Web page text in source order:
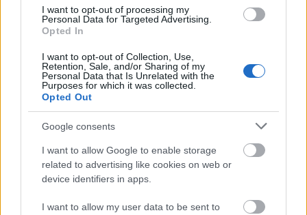
I want to opt-out of processing my
Personal Data for Targeted Advertising.
Opted In
I want to opt-out of Collection, Use,
Retention, Sale, and/or Sharing of my
Personal Data that Is Unrelated with the
Purposes for which it was collected.
Opted Out
Google consents
I want to allow Google to enable storage
related to advertising like cookies on web or
device identifiers in apps.
I want to allow my user data to be sent to
figyelmeztetés
MAGYAR ÉPÍTŐK